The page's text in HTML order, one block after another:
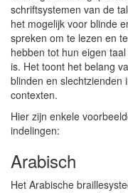
schriftsystemen van de
het mogelijk voor blinde
spreken om te lezen en
hebben tot hun eigen
is. Het toont het belang
blinden en slechtzienden
contexten.
Hier zijn enkele
indelingen:
Arabisch
Het Arabische